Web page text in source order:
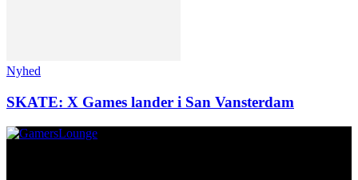
Nyhed
SKATE: X Games lander i San Vansterdam